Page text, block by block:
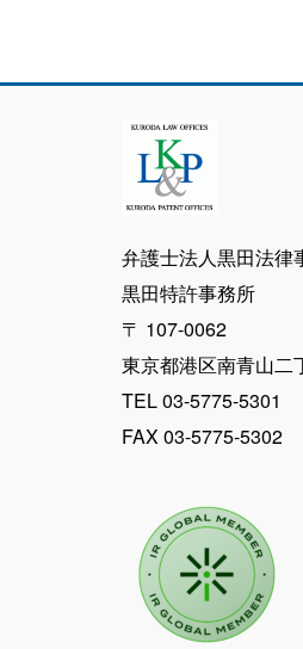
弁護士法人黒田法律
黒田特許事務所
〒 107-0062
東京都港区南青山
TEL 03-5775-5301
FAX 03-5775-5302